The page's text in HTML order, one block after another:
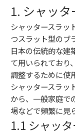
1. シャッ
シャッタースラッ
つスラット型のブ
日本の伝統的な建
て用いられており
調整するために使
シャッタースラッ
から、一般家庭で
場などで頻繁に見
1.1 シャッ